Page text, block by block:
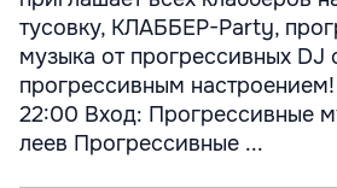
тусовку, КЛАББЕР-Party,
музыка от прогрессивных DJ
прогрессивным
22:00 Вход: Прогрессивные
леев Прогрессивные ...